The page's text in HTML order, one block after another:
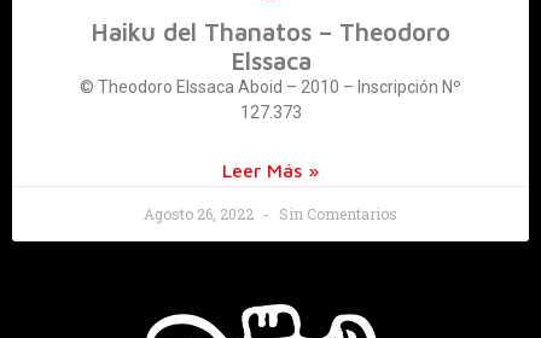
Haiku del Thanatos – Theodoro
Elssaca
© Theodoro Elssaca Aboid – 2010 – Inscripción Nº
127.373
Leer Más »
Agosto 26, 2022 Sin Comentarios